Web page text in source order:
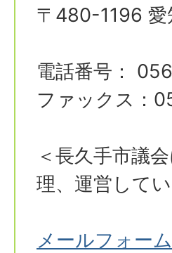
〒480-1196 愛
電話番号：
ファックス：
＜長久手市議
理、運営して
メールフォー